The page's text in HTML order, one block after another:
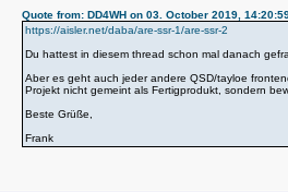
Quote from: DD4WH on 03. October 2019,
https://aisler.net/daba/are-ssr-1/are-ssr-2
Du hattest in diesem thread schon mal danach
Aber es geht auch jeder andere QSD/tayloe
Projekt nicht gemeint als Fertigprodukt, sondern
Beste Grüße,
Frank